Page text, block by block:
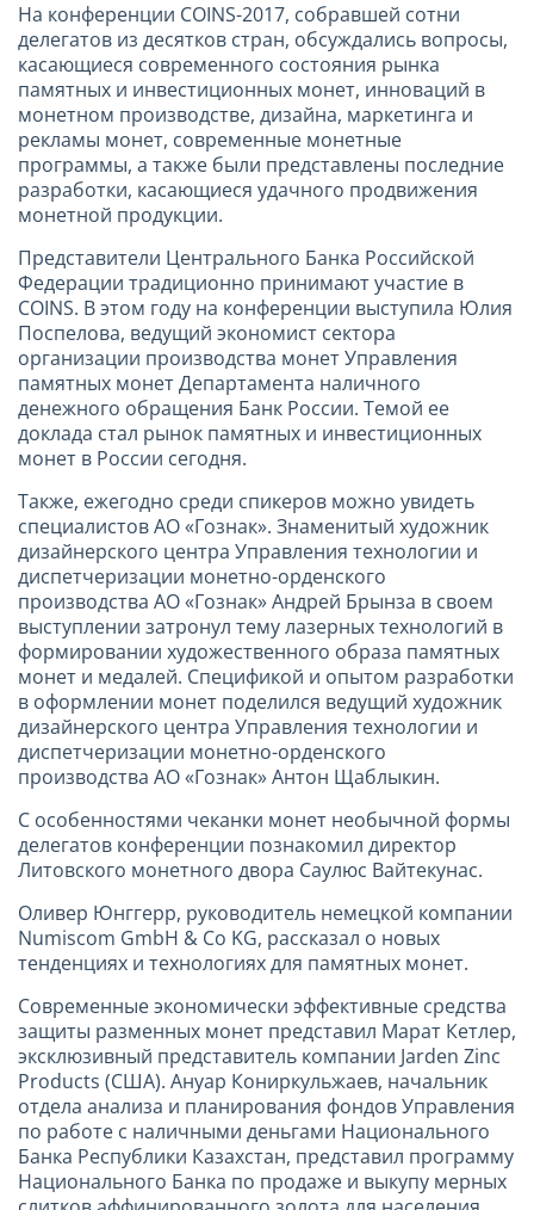
На конференции COINS-2017, собравшей сотни
делегатов из десятков стран, обсуждались вопросы,
касающиеся современного состояния рынка
памятных и инвестиционных монет, инноваций в
монетном производстве, дизайна, маркетинга и
рекламы монет, современные монетные
программы, а также были представлены последние
разработки, касающиеся удачного продвижения
монетной продукции.
Представители Центрального Банка Российской
Федерации традиционно принимают участие в
COINS. В этом году на конференции выступила Юлия
Поспелова, ведущий экономист сектора
организации производства монет Управления
памятных монет Департамента наличного
денежного обращения Банк России. Темой ее
доклада стал рынок памятных и инвестиционных
монет в России сегодня.
Также, ежегодно среди спикеров можно увидеть
специалистов АО «Гознак». Знаменитый художник
дизайнерского центра Управления технологии и
диспетчеризации монетно-орденского
производства АО «Гознак» Андрей Брынза в своем
выступлении затронул тему лазерных технологий в
формировании художественного образа памятных
монет и медалей. Спецификой и опытом разработки
в оформлении монет поделился ведущий художник
дизайнерского центра Управления технологии и
диспетчеризации монетно-орденского
производства АО «Гознак» Антон Щаблыкин.
С особенностями чеканки монет необычной формы
делегатов конференции познакомил директор
Литовского монетного двора Саулюс Вайтекунас.
Оливер Юнггерр, руководитель немецкой компании
Numiscom GmbH & Co KG, рассказал о новых
тенденциях и технологиях для памятных монет.
Современные экономически эффективные средства
защиты разменных монет представил Марат Кетлер,
эксклюзивный представитель компании Jarden Zinc
Products (США). Ануар Кониркульжаев, начальник
отдела анализа и планирования фондов Управления
по работе с наличными деньгами Национального
Банка Республики Казахстан, представил программу
Национального Банка по продаже и выкупу мерных